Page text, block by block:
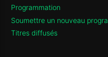
Programmation
Soumettre un nouveau
Titres diffusés